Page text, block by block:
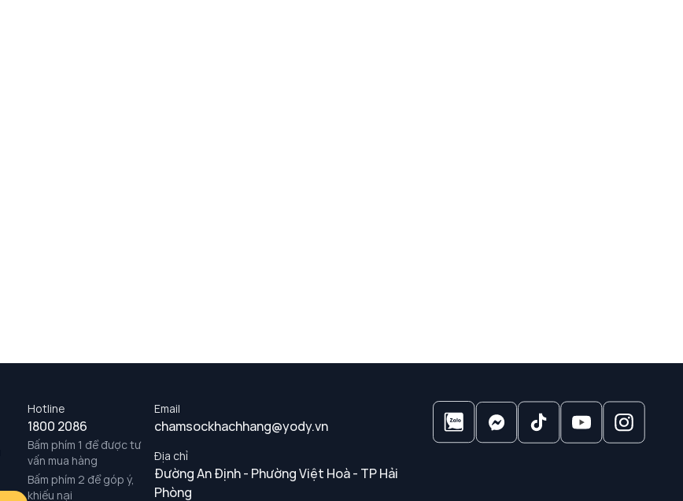
Hotline
1800 2086
Bấm phím 1 để được tư
vấn mua hàng
Bấm phím 2 để góp ý,
khiếu nại
Email
chamsockhachhang@yody.vn
Địa chỉ
Đường An Định - Phường Việt Hoà - TP Hải
Phòng